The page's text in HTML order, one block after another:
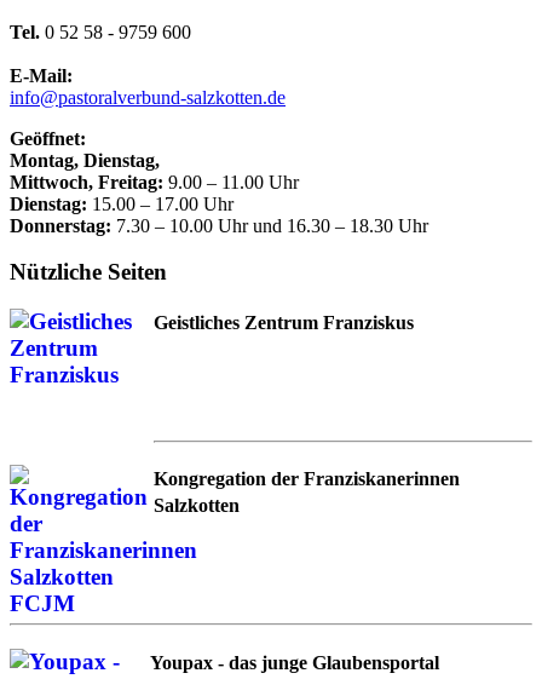
Tel. 0 52 58 - 9759 600
E-Mail:
info@pastoralverbund-salzkotten.de
Geöffnet:
Montag, Dienstag,
Mittwoch, Freitag: 9.00 – 11.00 Uhr
Dienstag: 15.00 – 17.00 Uhr
Donnerstag: 7.30 – 10.00 Uhr und 16.30 – 18.30 Uhr
Nützliche Seiten
Geistliches Zentrum Franziskus
Kongregation der Franziskanerinnen
Salzkotten
Youpax - das junge Glaubensportal